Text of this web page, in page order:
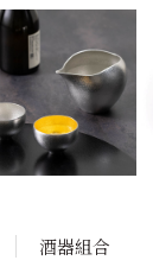
酒器組合